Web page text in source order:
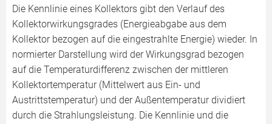
Die Kennlinie eines Kollektors gibt den Verlauf des
Kollektorwirkungsgrades (Energieabgabe aus dem
Kollektor bezogen auf die eingestrahlte Energie) wieder. In
normierter Darstellung wird der Wirkungsgrad bezogen
auf die Temperaturdifferenz zwischen der mittleren
Kollektortemperatur (Mittelwert aus Ein- und
Austrittstemperatur) und der Außentemperatur dividiert
durch die Strahlungsleistung. Die Kennlinie und die